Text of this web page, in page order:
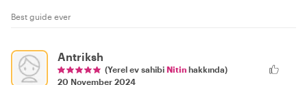
Best guide ever
Antriksh
(Yerel ev sahibi Nitin hakkında)
20 November 2024